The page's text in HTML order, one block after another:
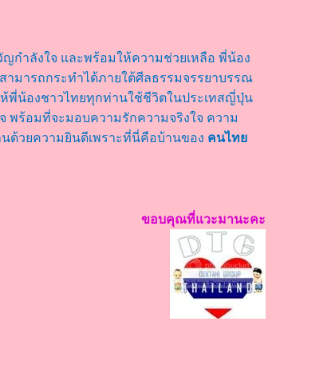
ญกำลังใจ และพร้อมให้ความช่วยเหลือ พี่น้อง
ามารถกระทำได้ภายใต้ศีลธรรมจรรยาบรรณ
พี่น้องชาวไทยทุกท่านใช้ชีวิตในประเทสญี่ปุ่น
พร้อมที่จะมอบความรักความจริงใจ ความ
ด้วยความยินดีเพราะที่นี่คือบ้านของ คนไท
ขอบคุณที่แวะมานะคะ